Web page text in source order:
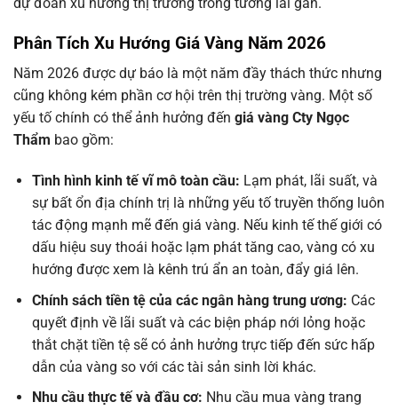
Phân Tích Xu Hướng Giá Vàng Năm 2026
Năm 2026 được dự báo là một năm đầy thách thức nhưng
cũng không kém phần cơ hội trên thị trường vàng. Một số
yếu tố chính có thể ảnh hưởng đến giá vàng Cty Ngọc
Thẩm bao gồm:
Tình hình kinh tế vĩ mô toàn cầu: Lạm phát, lãi suất, và
sự bất ổn địa chính trị là những yếu tố truyền thống luôn
tác động mạnh mẽ đến giá vàng. Nếu kinh tế thế giới có
dấu hiệu suy thoái hoặc lạm phát tăng cao, vàng có xu
hướng được xem là kênh trú ẩn an toàn, đẩy giá lên.
Chính sách tiền tệ của các ngân hàng trung ương: Các
quyết định về lãi suất và các biện pháp nới lỏng hoặc
thắt chặt tiền tệ sẽ có ảnh hưởng trực tiếp đến sức hấp
dẫn của vàng so với các tài sản sinh lời khác.
Nhu cầu thực tế và đầu cơ: Nhu cầu mua vàng trang